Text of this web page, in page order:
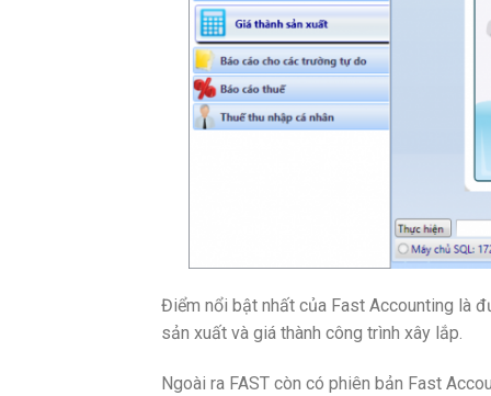
Điểm nổi bật nhất của Fast Accounting là
sản xuất và giá thành công trình xây lắp.
Ngoài ra FAST còn có phiên bản Fast